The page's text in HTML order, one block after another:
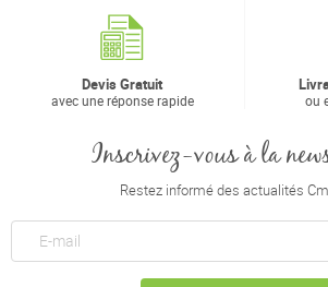
Devis Gratuit
avec une réponse rapide ou
Inscrivez-vous à la
Restez informé des actualités